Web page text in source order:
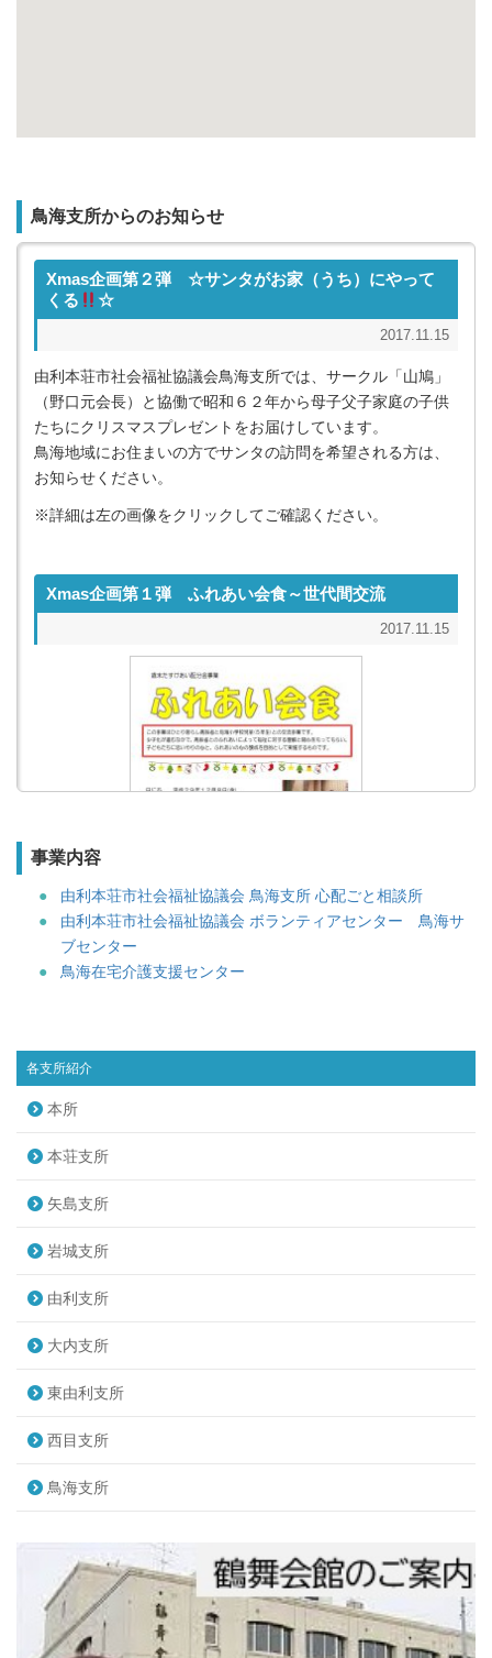
鳥海支所からのお知らせ
Xmas企画第２弾 ☆サンタがお家（うち）にやって
くる
☆
2017.11.15
由利本荘市社会福祉協議会鳥海支所では、サークル「山鳩」
（野口元会長）と協働で昭和６２年から母子父子家庭の子供
たちにクリスマスプレゼントをお届けしています。
鳥海地域にお住まいの方でサンタの訪問を希望される方は、
お知らせください。
※詳細は左の画像をクリックしてご確認ください。
Xmas企画第１弾 ふれあい会食～世代間交流
2017.11.15
○日にち 平成２９年１２月８日（金）
○時 間 １０時～１２時３０分
※詳細は左の画像をクリックしてご確認ください。
家族介護者交流会を開催します
事業内容
由利本荘市社会福祉協議会 鳥海支所 心配ごと相談所
由利本荘市社会福祉協議会 ボランティアセンター 鳥海サ
ブセンター
鳥海在宅介護支援センター
各支所紹介
本所
本荘支所
矢島支所
岩城支所
由利支所
大内支所
東由利支所
西目支所
鳥海支所